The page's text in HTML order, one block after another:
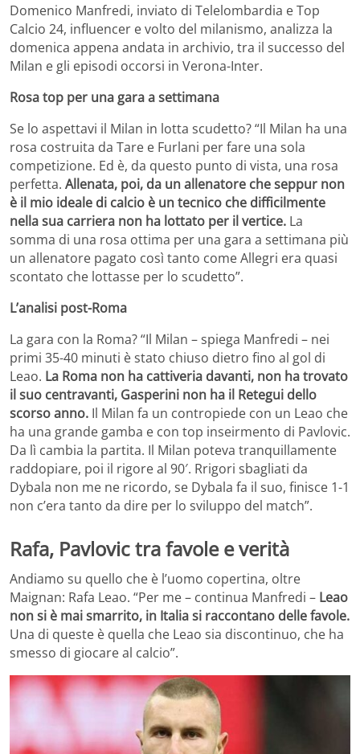
Domenico Manfredi, inviato di Telelombardia e Top
Calcio 24, influencer e volto del milanismo, analizza la
domenica appena andata in archivio, tra il successo del
Milan e gli episodi occorsi in Verona-Inter.
Rosa top per una gara a settimana
Se lo aspettavi il Milan in lotta scudetto? “Il Milan ha una
rosa costruita da Tare e Furlani per fare una sola
competizione. Ed è, da questo punto di vista, una rosa
perfetta. Allenata, poi, da un allenatore che seppur non
è il mio ideale di calcio è un tecnico che difficilmente
nella sua carriera non ha lottato per il vertice. La
somma di una rosa ottima per una gara a settimana più
un allenatore pagato così tanto come Allegri era quasi
scontato che lottasse per lo scudetto”.
L’analisi post-Roma
La gara con la Roma? “Il Milan – spiega Manfredi – nei
primi 35-40 minuti è stato chiuso dietro fino al gol di
Leao. La Roma non ha cattiveria davanti, non ha trovato
il suo centravanti, Gasperini non ha il Retegui dello
scorso anno. Il Milan fa un contropiede con un Leao che
ha una grande gamba e con top inseirmento di Pavlovic.
Da lì cambia la partita. Il Milan poteva tranquillamente
raddopiare, poi il rigore al 90′. Rrigori sbagliati da
Dybala non me ne ricordo, se Dybala fa il suo, finisce 1-1
non c’era tanto da dire per lo sviluppo del match”.
Rafa, Pavlovic tra favole e verità
Andiamo su quello che è l’uomo copertina, oltre
Maignan: Rafa Leao. “Per me – continua Manfredi – Leao
non si è mai smarrito, in Italia si raccontano delle favole.
Una di queste è quella che Leao sia discontinuo, che ha
smesso di giocare al calcio”.